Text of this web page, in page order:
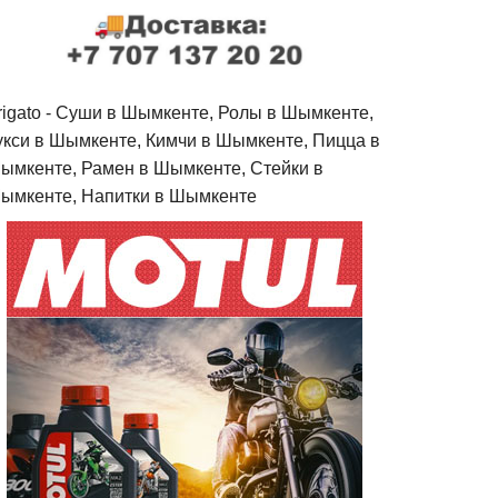
- Cуши в Шымкенте, Ролы в Шымкенте,
в Шымкенте, Кимчи в Шымкенте, Пицца в
Рамен в Шымкенте, Стейки в
Напитки в Шымкенте